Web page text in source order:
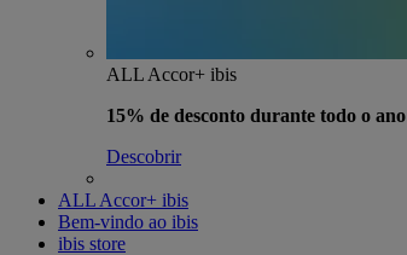
ALL Accor+ ibis
15% de desconto durante todo o ano
Descobrir
ALL Accor+ ibis
Bem-vindo ao ibis
ibis store